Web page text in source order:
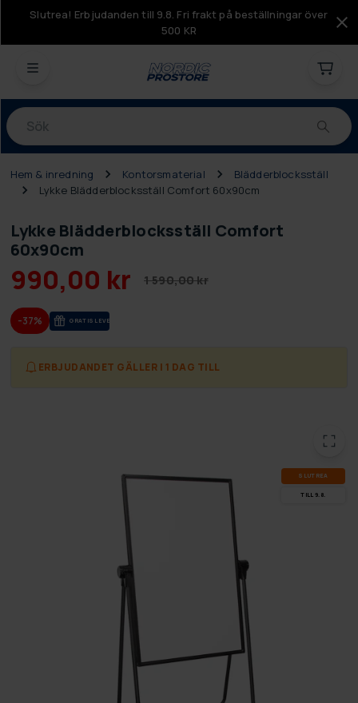
Slutrea! Erbjudanden till 9.8. Fri frakt på beställningar över
500 KR
Produkter
Hem & inredning Kontorsmaterial
Blädderblocksställ
Lykke Blädderblocksställ Comfort 60x90cm
Lykke Blädderblocksställ Comfort
60x90cm
990,00 kr 1 590,00 kr
-37% GRA­TIS LE­VE­RANS
ERBJUDANDET GÄLLER I 1 DAG TILL
SLUT­REA
TILL 9.8.